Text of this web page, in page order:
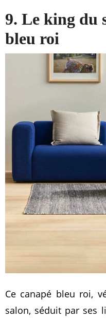
9. Le king du
bleu roi
Ce canapé bleu roi,
salon, séduit par ses